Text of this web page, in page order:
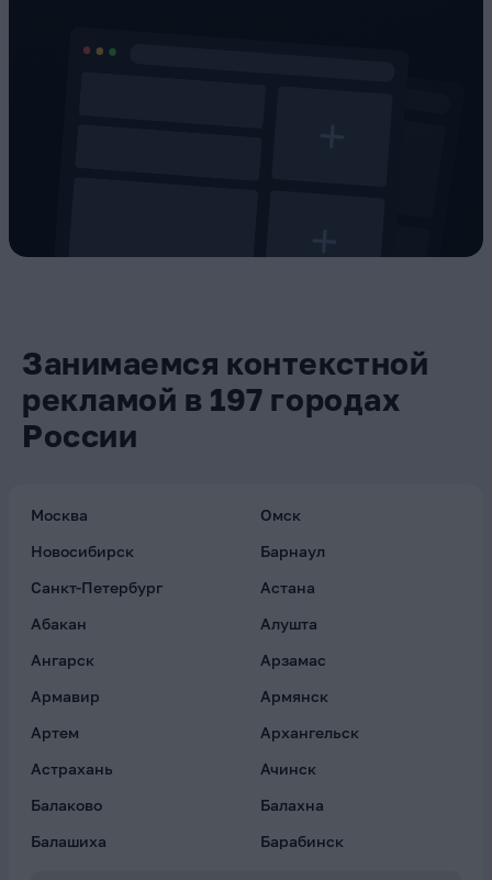
Занимаемся контекстной
рекламой в 197 городах
России
Москва
Омск
Новосибирск
Барнаул
Санкт-Петербург
Астана
Абакан
Алушта
Ангарск
Арзамас
Армавир
Армянск
Артем
Архангельск
Астрахань
Ачинск
Балаково
Балахна
Балашиха
Барабинск